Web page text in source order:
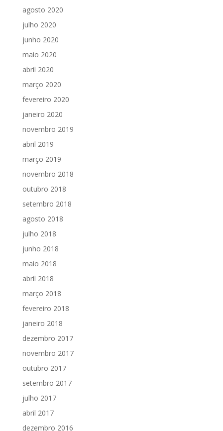
agosto 2020
julho 2020
junho 2020
maio 2020
abril 2020
março 2020
fevereiro 2020
janeiro 2020
novembro 2019
abril 2019
março 2019
novembro 2018
outubro 2018
setembro 2018
agosto 2018
julho 2018
junho 2018
maio 2018
abril 2018
março 2018
fevereiro 2018
janeiro 2018
dezembro 2017
novembro 2017
outubro 2017
setembro 2017
julho 2017
abril 2017
dezembro 2016